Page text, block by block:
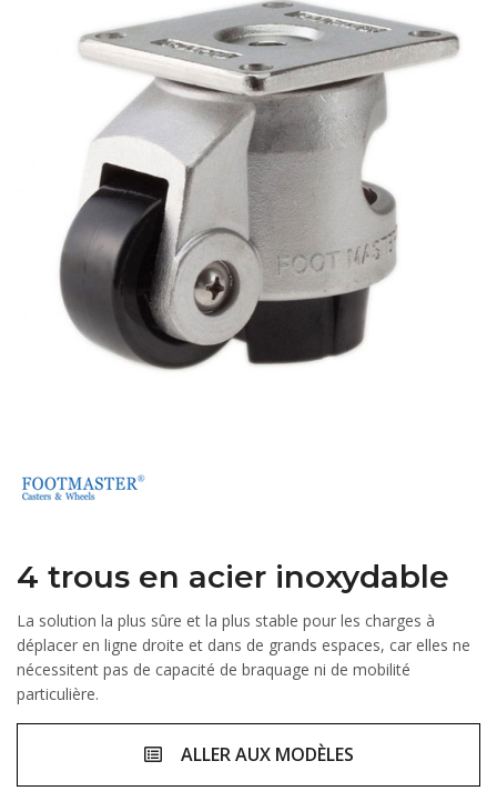
4 trous en acier inoxydable
La solution la plus sûre et la plus stable pour les charges à
déplacer en ligne droite et dans de grands espaces, car elles ne
nécessitent pas de capacité de braquage ni de mobilité
particulière.
ALLER AUX MODÈLES